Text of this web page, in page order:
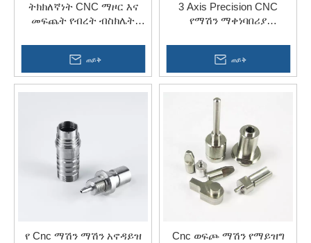
ትክክለኛነት CNC ማዞር እና
መፍጨት የብረት ብስክሌት
ጠይቅ
3 Axis Precision CNC
የማሽን ማቀነባበሪያ
አገልግሎት
ጠይቅ
የ Cnc ማሽን ማሽን አኖዳይዝ
Cnc ወፍጮ ማሽን የማይዝግ